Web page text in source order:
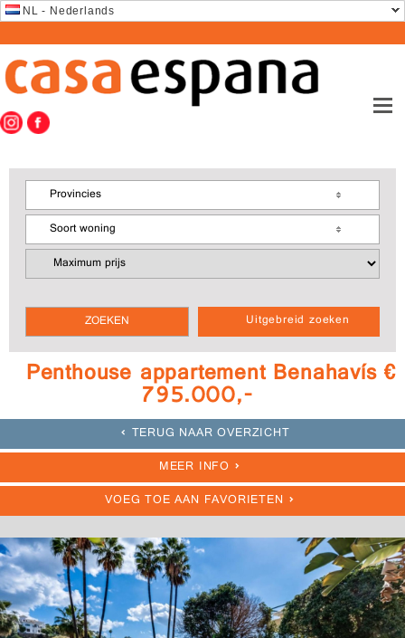
NL - Nederlands
Uitgebreid zoeken
Provincies
Soort woning
Penthouse appartement Benahavís €
795.000,-
TERUG NAAR OVERZICHT
MEER INFO
VOEG TOE AAN FAVORIETEN